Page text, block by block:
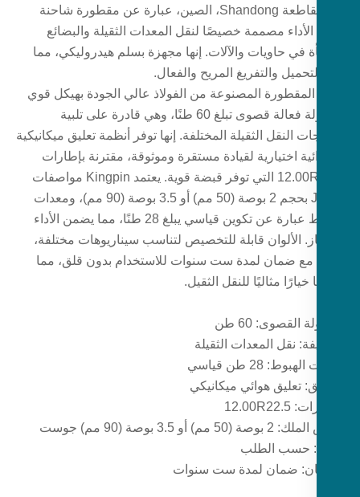
في مقاطعة Shandong، الصين، عبارة عن مقطورة شاحنة
الأداء مصممة خصيصًا لنقل المعدات الثقيلة والبضائع
في حاويات والآلات. إنها مجهزة بسلم هيدروليكي، مما
والتفريغ المريح والفعال.
المقطورة المصنوعة من الفولاذ عالي الجودة بهيكل قوي
وحمولة فعالة قصوى تبلغ 60 طنًا، وهي قادرة على تلبية
النقل الثقيلة المختلفة. إنها توفر أنظمة تعليق ميكانيكية
اختيارية لقيادة مستقرة وموثوقة، مقترنة بإطارات
12.00R22.5 التي توفر قبضة قوية. يعتمد Kingpin مواصفات
JOST بحجم 2 بوصة (50 مم) أو 3.5 بوصة (90 مم)، ومعدات
الهبوط عبارة عن تكوين قياسي يبلغ 28 طنًا، مما يضمن الأداء
الألوان قابلة للتخصيص لتناسب سيناريوهات مختلفة،
مع ضمان لمدة ست سنوات للاستخدام بدون قلق، مما
خيارًا مثاليًا للنقل الثقيل.
القصوى: 60 طن
نقل المعدات الثقيلة
28 طن قياسي
تعليق هوائي ميكانيكي
حسب الطلب
ضمان لمدة ست سنوات